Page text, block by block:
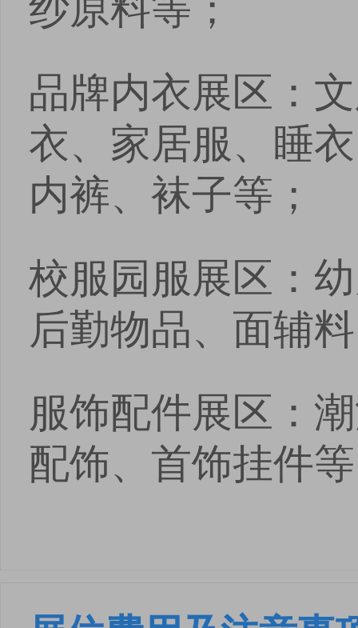
品牌内衣展区：
衣、家居服、睡
内裤、袜子等；
校服园服展区：
后勤物品、面辅
服饰配件展区：
配饰、首饰挂件